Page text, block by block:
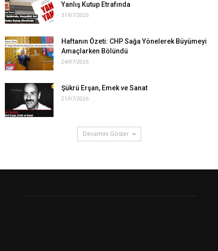
Yanlış Kutup Etrafında
31/07/2026
Haftanın Özeti: CHP Sağa Yönelerek Büyümeyi
Amaçlarken Bölündü
24/07/2026
Şükrü Erşan, Emek ve Sanat
21/07/2026
Devamını Göster